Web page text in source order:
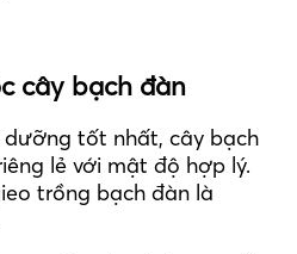
cây bạch đàn
tốt nhất, cây bạch
lẻ với mật độ hợp lý.
trồng bạch đàn là